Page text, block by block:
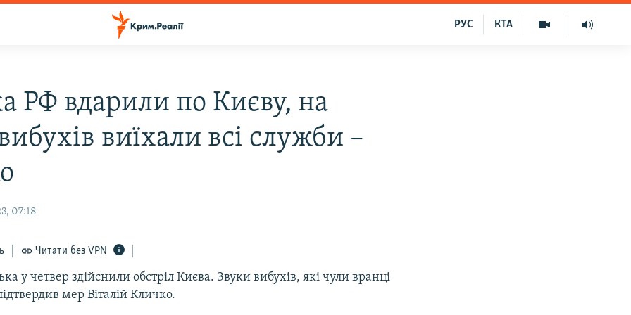
КТА
РУС
РФ вдарили по Києву, на
виїхали всі служби –
07:18
Читати без VPN
у четвер здійснили обстріл Києва. Звуки вибухів, які чули вранці
мер Віталій Кличко.